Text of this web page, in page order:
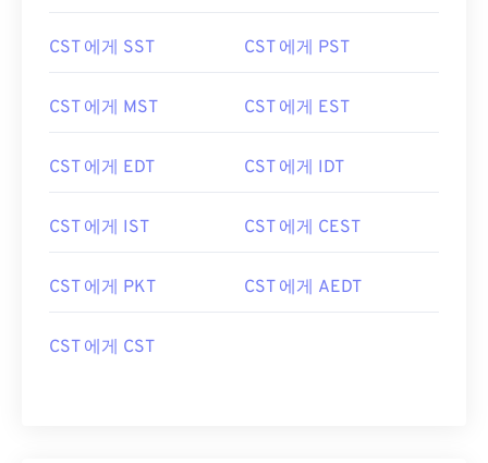
CST 에게 SST CST 에게 PST
CST 에게 MST CST 에게 EST
CST 에게 EDT CST 에게 IDT
CST 에게 IST CST 에게 CEST
CST 에게 PKT CST 에게 AEDT
CST 에게 CST